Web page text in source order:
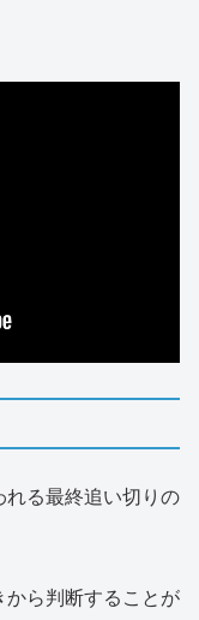
れる最終追い切りの
から判断することが